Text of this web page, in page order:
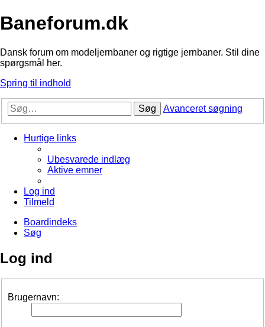
Baneforum.dk
Dansk forum om modeljernbaner og rigtige jernbaner. Stil dine
spørgsmål her.
Spring til indhold
Søg Avanceret søgning
Hurtige links
Ubesvarede indlæg
Aktive emner
Log ind
Tilmeld
Boardindeks
Søg
Log ind
Brugernavn: